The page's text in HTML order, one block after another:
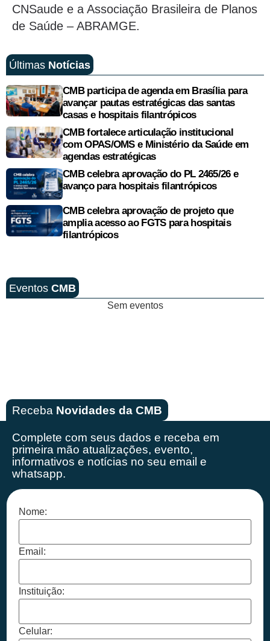
CNSaude e a Associação Brasileira de Planos
de Saúde – ABRAMGE.
Últimas Notícias
CMB participa de agenda em Brasília para
avançar pautas estratégicas das santas
casas e hospitais filantrópicos
CMB fortalece articulação institucional
com OPAS/OMS e Ministério da Saúde em
agendas estratégicas
CMB celebra aprovação do PL 2465/26 e
avanço para hospitais filantrópicos
CMB celebra aprovação de projeto que
amplia acesso ao FGTS para hospitais
filantrópicos
Eventos CMB
Sem eventos
Receba Novidades da CMB
Complete com seus dados e receba em
primeira mão atualizações, evento,
informativos e notícias no seu email e
whatsapp.
Nome:
Email:
Instituição:
Celular: